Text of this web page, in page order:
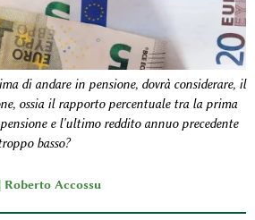
di andare in pensione, dovrà considerare, il
ossia il rapporto percentuale tra la prima
e l'ultimo reddito annuo precedente
basso?
Roberto Accossu